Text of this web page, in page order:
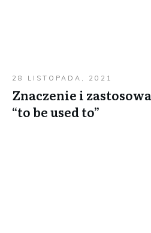
28 LISTOPADA, 2021
Znaczenie i
“to be used to”